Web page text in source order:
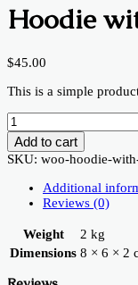
Hoodie
$45.00
This is a simple
Hoodie
with
Zipper
quantity
Add to cart
SKU: woo-hoodie-
Additional
Reviews (0)
Weight
2 kg
Dimensions 8 × 6 × 2